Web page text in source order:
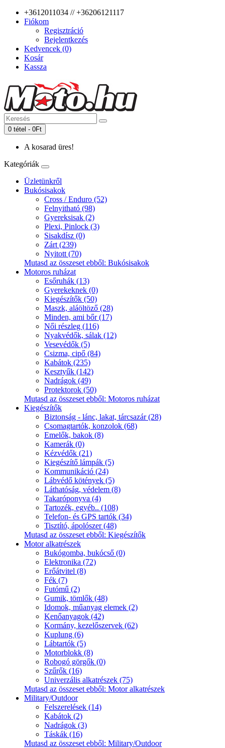
+3612011034 // +36206121117
Fiókom
Regisztráció
Bejelentkezés
Kedvencek (0)
Kosár
Kassza
0 tétel - 0Ft
A kosarad üres!
Kategóriák
Üzletünkről
Bukósisakok
Cross / Enduro (52)
Felnyitható (98)
Gyereksisak (2)
Plexi, Pinlock (3)
Sisakdísz (0)
Zárt (239)
Nyitott (70)
Mutasd az összeset ebből: Bukósisakok
Motoros ruházat
Esőruhák (13)
Gyerekeknek (0)
Kiegészítők (50)
Maszk, aláöltöző (28)
Minden, ami bőr (17)
Női részleg (116)
Nyakvédők, sálak (12)
Vesevédők (5)
Csizma, cipő (84)
Kabátok (235)
Kesztyűk (142)
Nadrágok (49)
Protektorok (50)
Mutasd az összeset ebből: Motoros ruházat
Kiegészítők
Biztonság - lánc, lakat, tárcsazár (28)
Csomagtartók, konzolok (68)
Emelők, bakok (8)
Kamerák (0)
Kézvédők (21)
Kiegészítő lámpák (5)
Kommunikáció (24)
Lábvédő kötények (5)
Láthatóság, védelem (8)
Takaróponyva (4)
Tartozék, egyéb.. (108)
Telefon- és GPS tartók (34)
Tisztító, ápolószer (48)
Mutasd az összeset ebből: Kiegészítők
Motor alkatrészek
Bukógomba, bukócső (0)
Elektronika (72)
Erőátvitel (8)
Fék (7)
Futómű (2)
Gumik, tömlők (48)
Idomok, műanyag elemek (2)
Kenőanyagok (42)
Kormány, kezelőszervek (62)
Kuplung (6)
Lábtartók (5)
Motorblokk (8)
Robogó görgők (0)
Szűrők (16)
Univerzális alkatrészek (75)
Mutasd az összeset ebből: Motor alkatrészek
Military/Outdoor
Felszerelések (14)
Kabátok (2)
Nadrágok (3)
Táskák (16)
Mutasd az összeset ebből: Military/Outdoor